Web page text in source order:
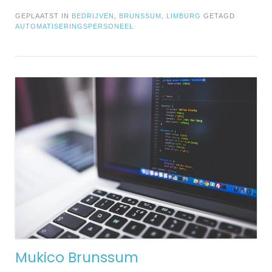
GEPLAATST IN BEDRIJVEN BRUNSSUM LIMBURG GETAGD
AUTOMATISERINGSPERSONEEL
Mukico Brunssum